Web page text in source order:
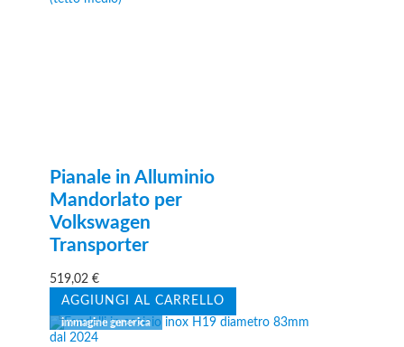
Pianale in Alluminio
Mandorlato per
Volkswagen
Transporter
519,02€
AGGIUNGI AL CARRELLO